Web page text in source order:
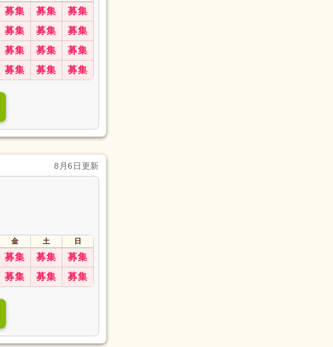
募集 募集 募集
募集 募集 募集
募集 募集 募集
募集 募集 募集
8月6日更新
金 土 日
募集 募集 募集
募集 募集 募集